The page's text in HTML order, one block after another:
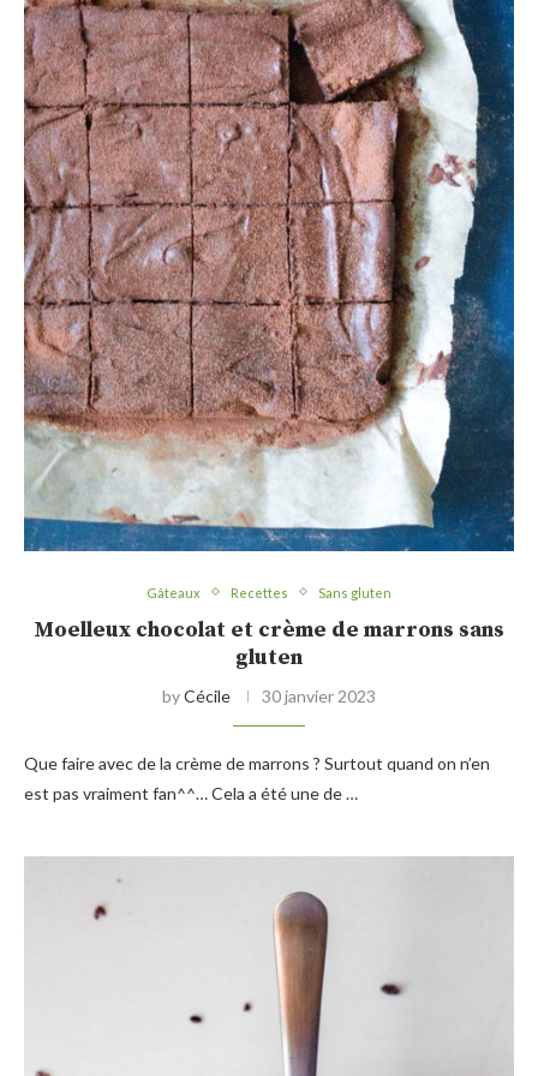
Gâteaux Recettes Sans gluten
Moelleux chocolat et crème de marrons sans
gluten
byCécile 30 janvier 2023
Que faire avec de la crème de marrons ? Surtout quand on n’en
est pas vraiment fan^^… Cela a été une de …